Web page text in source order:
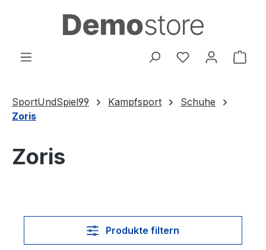
Zum Hauptinhalt springen
Du hast 0
SportUndSpiel99 Kampfsport
Schuhe
Zoris
Zoris
Produkte filtern